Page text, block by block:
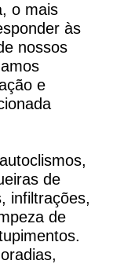
o mais
às
nossos
e
de
infiltrações,
de